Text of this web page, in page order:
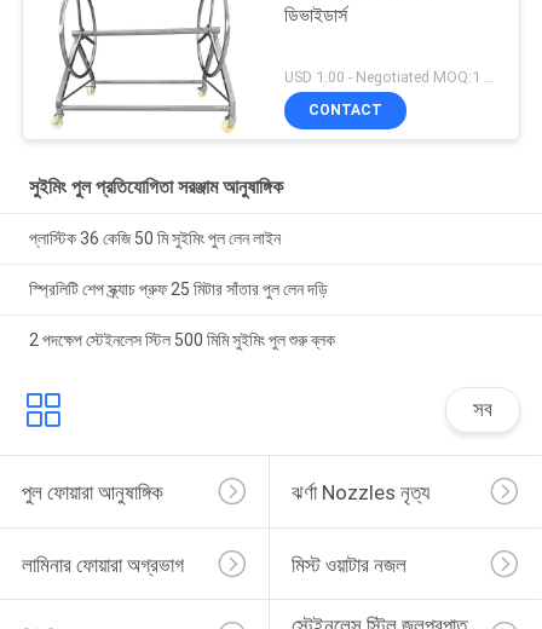
ডিভাইডার্স
CONTACT
সুইমিং পুল প্রতিযোগিতা সরঞ্জাম আনুষাঙ্গিক
প্লাস্টিক 36 কেজি 50 মি সুইমিং পুল লেন লাইন
স্প্রিলিটি শেপ স্ক্র্যাচ প্রুফ 25 মিটার সাঁতার পুল লেন দড়ি
2 পদক্ষেপ স্টেইনলেস স্টিল 500 মিমি সুইমিং পুল শুরু ব্লক
সব
পুল ফোয়ারা আনুষাঙ্গিক ঝর্ণা Nozzles নৃত্য
লামিনার ফোয়ারা অগ্রভাগ মিস্ট ওয়াটার নজল